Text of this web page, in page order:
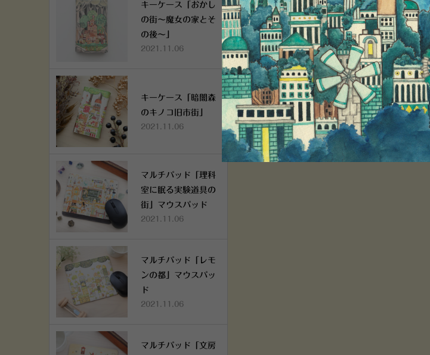
キーケース「おかし
の街～魔女の家とそ
の後～」
2021.11.06
キーケース「暗闇森
のキノコ旧市街」
2021.11.06
マルチパッド「理科
室に眠る実験道具の
街」マウスパッド
2021.11.06
マルチパッド「レモ
ンの都」マウスパッ
ド
2021.11.06
マルチパッド「文房